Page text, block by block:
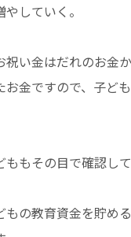
していく。
祝い金はだれのお金
お金ですので、子ど
もその目で確認し
もの教育資金を貯め